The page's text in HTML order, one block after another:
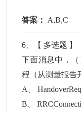
答案： A,B,C
6 、【 多选题 】
下面消息中，
程（从测量报告
A
、
B 、